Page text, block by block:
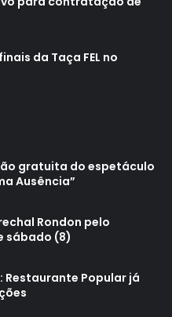
parlamentar
Fahur.
de Defesa Social, a
responsável pela proteção
públicos, a proteção de
ambientais e culturais, o
de emergência e
o auxílio às ações de
integrada com outros
corporação também
de conflitos, proteção
da Taça FEL no
gratuita do espetáculo
Ausência”
Rondon pelo
sábado (8)
Restaurante Popular já